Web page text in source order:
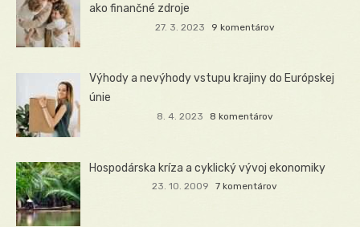
ako finančné zdroje
27. 3. 2023 9 komentárov
Výhody a nevýhody vstupu krajiny do Európskej
únie
8. 4. 2023 8 komentárov
Hospodárska kríza a cyklický vývoj ekonomiky
23. 10. 2009 7 komentárov